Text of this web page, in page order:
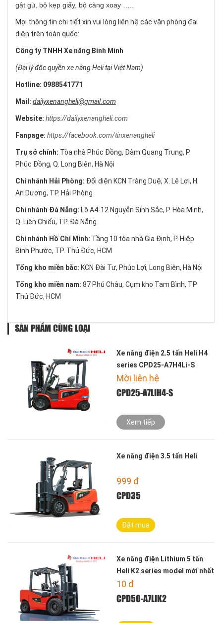
gật gù, bộ kẹp giấy, bộ càng xoay …..
Mọi thông tin chi tiết xin vui lòng liên hệ các văn phòng đại
diện trên toàn quốc:
Công ty TNHH Xe nâng Bình Minh
(Đại lý độc quyền xe nâng Heli tại Việt Nam)
Hotline: 0988541771
Mail: dailyxenangheli@gmail.com
Website: https://dailyxenangheli.com
Fanpage: https://facebook.com/tinxenangheli
Trụ sở chính: Tòa nhà Phúc Đồng, Đàm Quang Trung, P.
Phúc Đồng, Q. Long Biên, Hà Nội
Chi nhánh Hải Phòng: Đối diện KCN Tràng Duệ, X. Lê Lợi, H.
An Dương, TP. Hải Phòng
Chi nhánh Đà Nẵng: Lô A4-12 Nguyễn Sinh Sắc, P. Hòa Minh,
Q. Liên Chiểu, TP. Đà Nẵng
Chi nhánh Hồ Chí Minh: Tầng 10 tòa nhà Gia Định, P. Hiệp
Bình Phước, TP. Thủ Đức, HCM
Tổng kho miền bắc: KCN Đài Tư, Phúc Lợi, Long Biên, Hà Nội
Tổng kho miền nam: 87 Phú Châu, Cụm kho Tam Bình, TP
Thủ Đức, HCM
SẢN PHẨM CÙNG LOẠI
Xe nâng điện 2.5 tấn Heli H4
series CPD25-A7H4Li-S
Mời liên hệ
CPD25-A7LIH4-S
Xem tiếp
Xe nâng điện 3.5 tấn Heli
999 đ
CPD35
Đặt mua
Xe nâng điện Lithium 5 tấn
Heli K2 series model mới nhất
10 đ
CPD50-A7LIK2